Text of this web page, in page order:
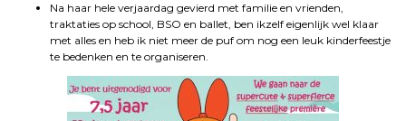
Na haar hele verjaardag gevierd met familie en vrienden,
traktaties op school, BSO en ballet, ben ikzelf eigenlijk wel klaar
met alles en heb ik niet meer de puf om nog een leuk kinderfeestje
te bedenken en te organiseren.